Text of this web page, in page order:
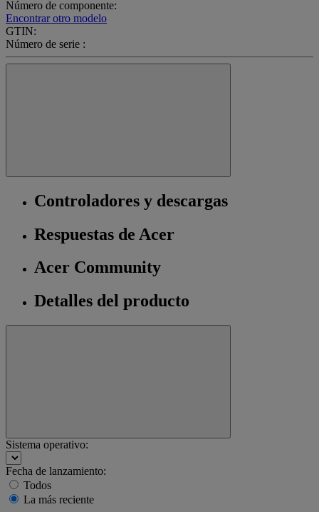
Número de componente:
Encontrar otro modelo
GTIN:
Número de serie :
Controladores y descargas
Respuestas de Acer
Acer Community
Detalles del producto
Sistema operativo:
Fecha de lanzamiento:
Todos
La más reciente